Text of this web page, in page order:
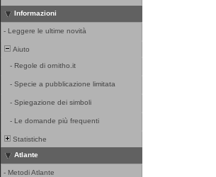
Informazioni
- Leggere le ultime novità
Aiuto
- Regole di ornitho.it
- Specie a pubblicazione limitata
- Spiegazione dei simboli
- Le domande più frequenti
Statistiche
Atlante
- Metodi Atlante